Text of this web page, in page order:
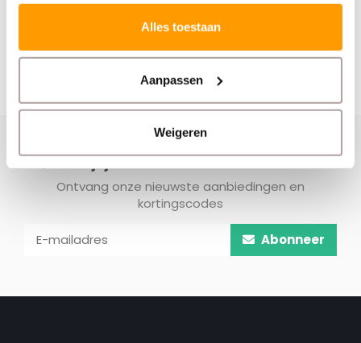
Alles toestaan
Aanpassen
Weigeren
Schrijf je hier in voor onze nieuwsbrief
Ontvang onze nieuwste aanbiedingen en
kortingscodes
Abonneer